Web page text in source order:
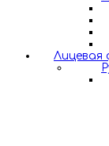
Лицевая